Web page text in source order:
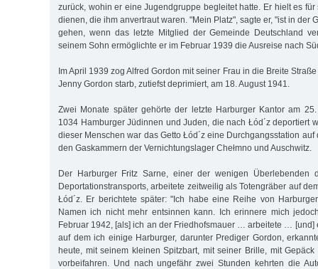
zurück, wohin er eine Jugendgruppe begleitet hatte. Er hielt es
dienen, die ihm anvertraut waren. "Mein Platz", sagte er, "ist in der
gehen, wenn das letzte Mitglied der Gemeinde Deutschland
seinem Sohn ermöglichte er im Februar 1939 die Ausreise nach
Im April 1939 zog Alfred Gordon mit seiner Frau in die Breite
Jenny Gordon starb, zutiefst deprimiert, am 18. August 1941.
Zwei Monate später gehörte der letzte Harburger Kantor am
1034 Hamburger Jüdinnen und Juden, die nach Łód´z deportiert
dieser Menschen war das Getto Łód´z eine Durchgangsstation auf
den Gaskammern der Vernichtungslager Chełmno und Auschwitz.
Der Harburger Fritz Sarne, einer der wenigen Überlebenden
Deportationstransports, arbeitete zeitweilig als Totengräber auf
Łód´z. Er berichtete später: "Ich habe eine Reihe von
Namen ich nicht mehr entsinnen kann. Ich erinnere mich
Februar 1942, [als] ich an der Friedhofsmauer … arbeitete … [und]
auf dem ich einige Harburger, darunter Prediger Gordon,
heute, mit seinem kleinen Spitzbart, mit seiner Brille, mit Gepäck
vorbeifahren. Und nach ungefähr zwei Stunden kehrten die